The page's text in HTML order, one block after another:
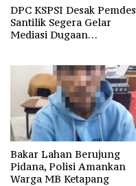
DPC KSPSI Desak Pemdes
Santilik Segera Gelar
Mediasi Dugaan
Bakar Lahan Berujung
Pidana, Polisi Amankan
Warga MB Ketapang